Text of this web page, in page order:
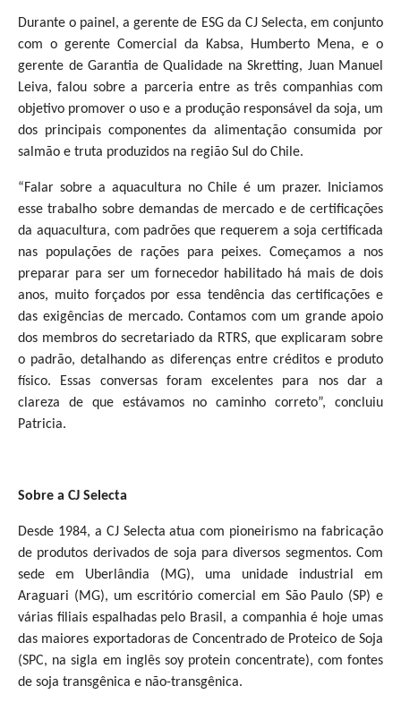
Durante o painel, a gerente de ESG da CJ Selecta, em conjunto
com o gerente Comercial da Kabsa, Humberto Mena, e o
gerente de Garantia de Qualidade na Skretting, Juan Manuel
Leiva, falou sobre a parceria entre as três companhias com
objetivo promover o uso e a produção responsável da soja, um
dos principais componentes da alimentação consumida por
salmão e truta produzidos na região Sul do Chile.
“Falar sobre a aquacultura no Chile é um prazer. Iniciamos
esse trabalho sobre demandas de mercado e de certificações
da aquacultura, com padrões que requerem a soja certificada
nas populações de rações para peixes. Começamos a nos
preparar para ser um fornecedor habilitado há mais de dois
anos, muito forçados por essa tendência das certificações e
das exigências de mercado. Contamos com um grande apoio
dos membros do secretariado da RTRS, que explicaram sobre
o padrão, detalhando as diferenças entre créditos e produto
físico. Essas conversas foram excelentes para nos dar a
clareza de que estávamos no caminho correto”, concluiu
Patricia.
Sobre a CJ Selecta
Desde 1984, a CJ Selecta atua com pioneirismo na fabricação
de produtos derivados de soja para diversos segmentos. Com
sede em Uberlândia (MG), uma unidade industrial em
Araguari (MG), um escritório comercial em São Paulo (SP) e
várias filiais espalhadas pelo Brasil, a companhia é hoje umas
das maiores exportadoras de Concentrado de Proteico de Soja
(SPC, na sigla em inglês soy protein concentrate), com fontes
de soja transgênica e não-transgênica.